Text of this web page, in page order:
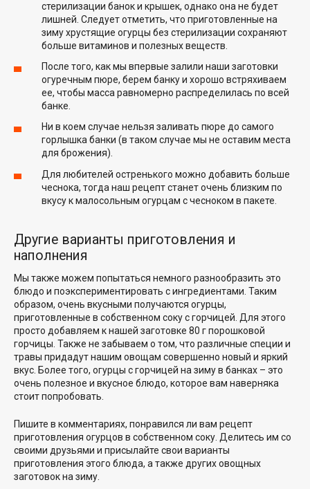
стерилизации банок и крышек, однако она не будет
лишней. Следует отметить, что приготовленные на
зиму хрустящие огурцы без стерилизации сохраняют
больше витаминов и полезных веществ.
После того, как мы впервые залили наши заготовки
огуречным пюре, берем банку и хорошо встряхиваем
ее, чтобы масса равномерно распределилась по всей
банке.
Ни в коем случае нельзя заливать пюре до самого
горлышка банки (в таком случае мы не оставим места
для брожения).
Для любителей остренького можно добавить больше
чеснока, тогда наш рецепт станет очень близким по
вкусу к малосольным огурцам с чесноком в пакете.
Другие варианты приготовления и
наполнения
Мы также можем попытаться немного разнообразить это
блюдо и поэкспериментировать с ингредиентами. Таким
образом, очень вкусными получаются огурцы,
приготовленные в собственном соку с горчицей . Для этого
просто добавляем к нашей заготовке 80 г порошковой
горчицы. Также не забываем о том, что различные специи и
травы придадут нашим овощам совершенно новый и яркий
вкус. Более того, огурцы с горчицей на зиму в банках – это
очень полезное и вкусное блюдо, которое вам наверняка
стоит попробовать.
Пишите в комментариях, понравился ли вам рецепт
приготовления огурцов в собственном соку. Делитесь им со
своими друзьями и присылайте свои варианты
приготовления этого блюда, а также других овощных
заготовок на зиму.